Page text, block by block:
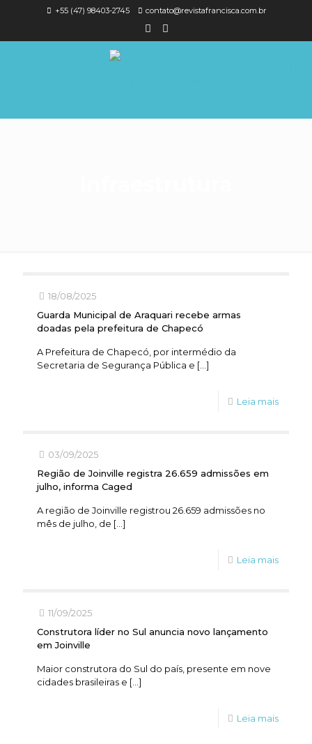
+55 (47) 98403-2745 contato@revistafrancisca.com.br
18/08/2025
Guarda Municipal de Araquari recebe armas
doadas pela prefeitura de Chapecó
A Prefeitura de Chapecó, por intermédio da
Secretaria de Segurança Pública e […]
Leia mais
03/09/2025
Região de Joinville registra 26.659 admissões em
julho, informa Caged
A região de Joinville registrou 26.659 admissões no
mês de julho, de […]
Leia mais
11/09/2025
Construtora líder no Sul anuncia novo lançamento
em Joinville
Maior construtora do Sul do país, presente em nove
cidades brasileiras e […]
Leia mais